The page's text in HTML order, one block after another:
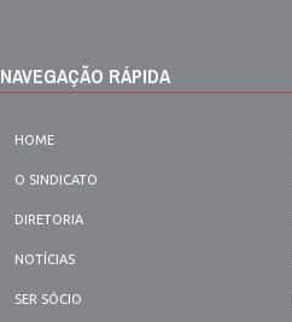
NAVEGAÇÃO RÁPIDA
HOME
O SINDICATO
DIRETORIA
NOTÍCIAS
SER SÓCIO